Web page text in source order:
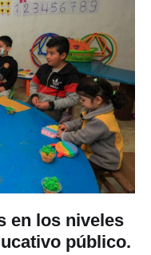
en los niveles
público.